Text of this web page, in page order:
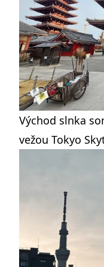
Východ slnka
vežou Tokyo